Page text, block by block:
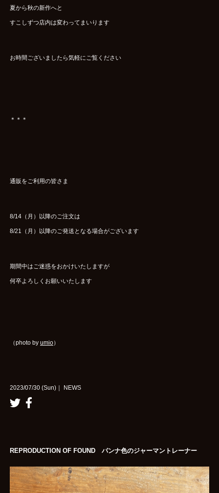
夏から秋の新作へと
すこしずつ店内は変わってまいります
お時間ございましたら気軽にご覧ください
＊＊＊
通販をご利用の皆さま
8/14（月）以降のご注文は
8/21（月）以降のご発送となる場合がございます
期間中はご迷惑をおかけいたしますが
何卒よろしくお願いいたします
（photo by umio）
2023/07/30 (Sun)｜ NEWS
REPRODUCTION OF FOUND パンナ色のジャーマントレーナー